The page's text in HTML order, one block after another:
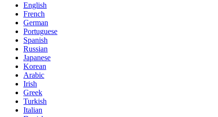
English
French
German
Portuguese
Spanish
Russian
Japanese
Korean
Arabic
Irish
Greek
Turkish
Italian